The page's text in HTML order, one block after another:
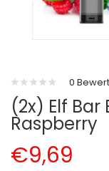
0
(2x) Elf Bar
Raspberry
€9,69